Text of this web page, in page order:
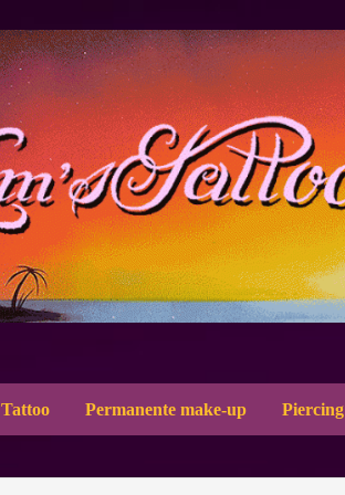
Tattoo Permanente make-up Piercing